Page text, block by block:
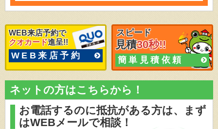
WEB来店予約で
クオカード進呈!!
WEB来店予約
スピード
見積30秒!!
簡単見積依頼
ネットの方はこちらから！
お電話するのに抵抗がある方は、
まず
はWEBメールで相談！